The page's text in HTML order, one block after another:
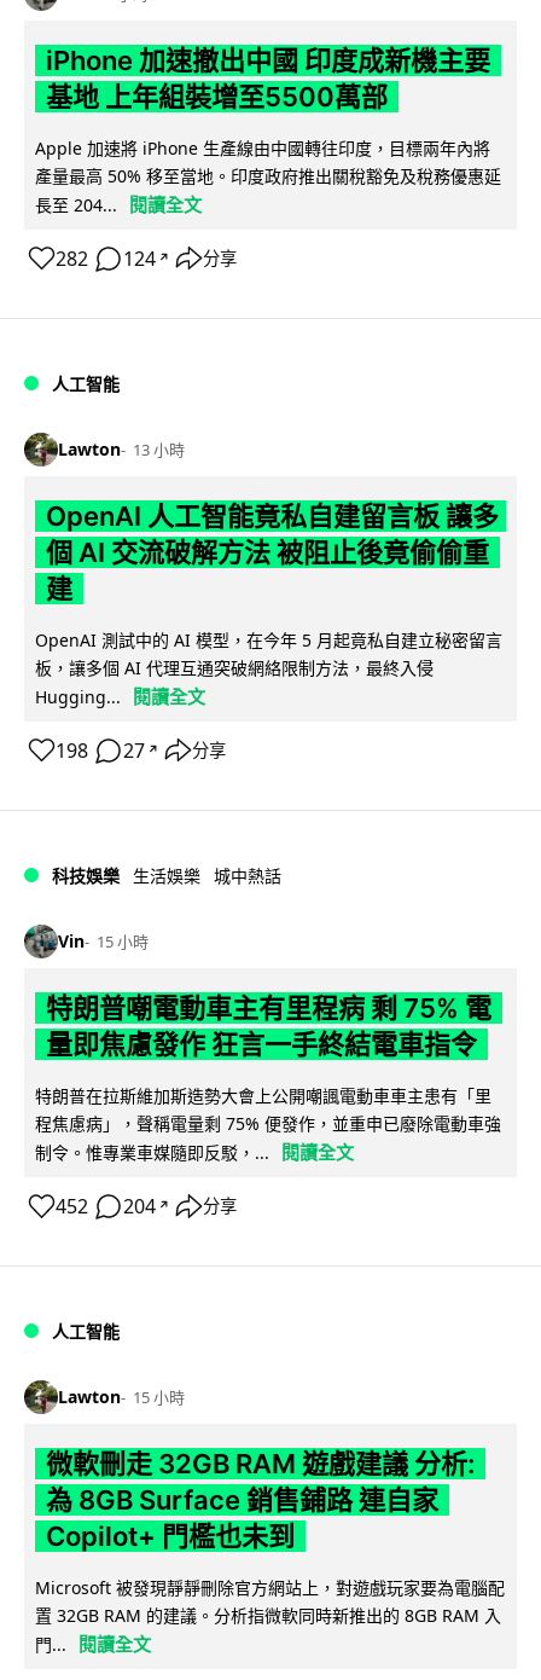
iPhone 加速撤出中國 印度成新機主要
基地 上年組裝增至5500萬部
Apple 加速將 iPhone 生產線由中國轉往印度，目標兩年內將
產量最高 50% 移至當地。印度政府推出關稅豁免及稅務優惠延
長至 204...
閱讀全文
282 124 ↗ 分享
人工智能
Lawton 13 小時
OpenAI 人工智能竟私自建留言板 讓多
個 AI 交流破解方法 被阻止後竟偷偷重
建
OpenAI 測試中的 AI 模型，在今年 5 月起竟私自建立秘密留言
板，讓多個 AI 代理互通突破網絡限制方法，最終入侵
Hugging...
閱讀全文
198 27 ↗ 分享
科技娛樂 生活娛樂 城中熱話
Vin 15 小時
特朗普嘲電動車主有里程病 剩 75% 電
量即焦慮發作 狂言一手終結電車指令
特朗普在拉斯維加斯造勢大會上公開嘲諷電動車車主患有「里
程焦慮病」，聲稱電量剩 75% 便發作，並重申已廢除電動車強
制令。惟專業車媒隨即反駁，...
閱讀全文
452 204 ↗ 分享
人工智能
Lawton 15 小時
微軟刪走 32GB RAM 遊戲建議 分析:
為 8GB Surface 銷售鋪路 連自家
Copilot+ 門檻也未到
Microsoft 被發現靜靜刪除官方網站上，對遊戲玩家要為電腦配
置 32GB RAM 的建議。分析指微軟同時新推出的 8GB RAM 入
門...
閱讀全文